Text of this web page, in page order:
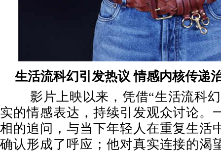
生活流科幻引发热议 情感内核传递
影片上映以来，凭借“生活流科
实的情感表达，持续引发观众讨论。
相的追问，与当下年轻人在重复生活
确认形成了呼应；他对真实连接的渴